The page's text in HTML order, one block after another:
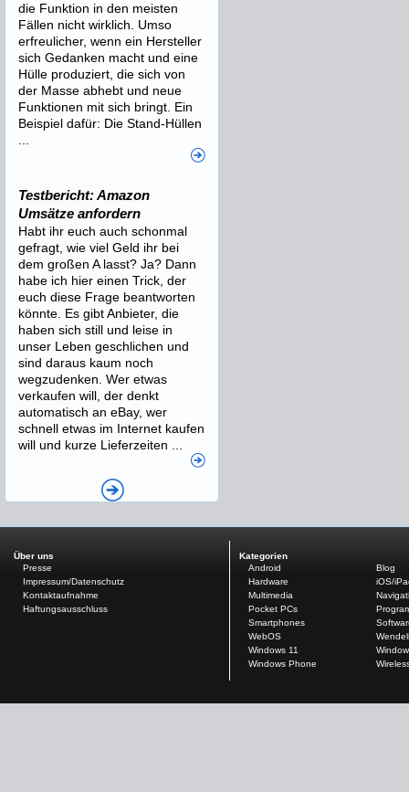
die Funktion in den meisten
Fällen nicht wirklich. Umso
erfreulicher, wenn ein Hersteller
sich Gedanken macht und eine
Hülle produziert, die sich von
der Masse abhebt und neue
Funktionen mit sich bringt. Ein
Beispiel dafür: Die Stand-Hüllen
Testbericht: Amazon
Umsätze anfordern
Habt ihr euch auch schonmal
gefragt, wie viel Geld ihr bei
dem großen A lasst? Ja? Dann
habe ich hier einen Trick, der
euch diese Frage beantworten
könnte. Es gibt Anbieter, die
haben sich still und leise in
unser Leben geschlichen und
sind daraus kaum noch
wegzudenken. Wer etwas
verkaufen will, der denkt
automatisch an eBay, wer
schnell etwas im Internet kaufen
will und kurze Lieferzeiten ...
Über uns
Presse
Impressum/Datenschutz
Kontaktaufnahme
Haftungsausschluss
Kategorien
Android
Blog
Hardware
iOS/
Multimedia
Pocket PCs
Smartphones
WebOS
Windows 11
Windows Phone